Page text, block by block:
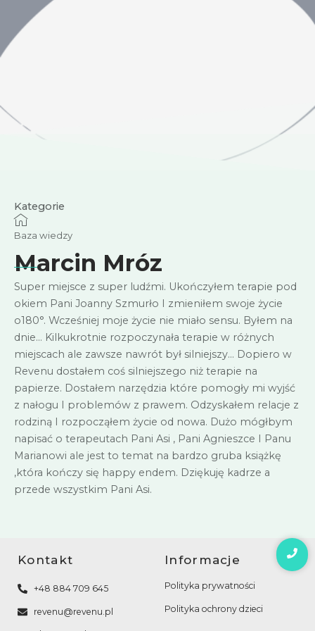
Kategorie
Baza wiedzy
Marcin Mróz
Super miejsce z super ludźmi. Ukończyłem terapie pod
okiem Pani Joanny Szmurło I zmieniłem swoje życie
o180°. Wcześniej moje życie nie miało sensu. Byłem na
dnie… Kilkukrotnie rozpoczynała terapie w różnych
miejscach ale zawsze nawrót był silniejszy… Dopiero w
Revenu dostałem coś silniejszego niż terapie na
papierze. Dostałem narzędzia które pomogły mi wyjść
z nałogu I problemów z prawem. Odzyskałem relacje z
rodziną I rozpocząłem życie od nowa. Dużo mógłbym
napisać o terapeutach Pani Asi , Pani Agnieszce I Panu
Marianowi ale jest to temat na bardzo gruba książkę
,która kończy się happy endem. Dziękuję kadrze a
przede wszystkim Pani Asi.
Kontakt
+48 884 709 645
revenu@revenu.pl
Informacje
Polityka prywatności
Polityka ochrony dzieci